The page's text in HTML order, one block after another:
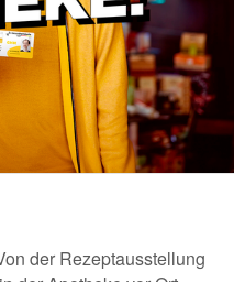
der Rezeptausstellung